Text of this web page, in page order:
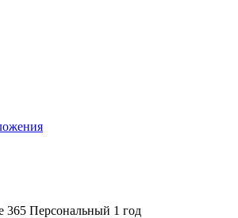
365 Персональный 1 год